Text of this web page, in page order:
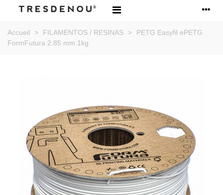
Accueil > FILAMENTOS / RESINAS >
PETG Easyfil ePETG
FormFutura 2.85 mm 1kg